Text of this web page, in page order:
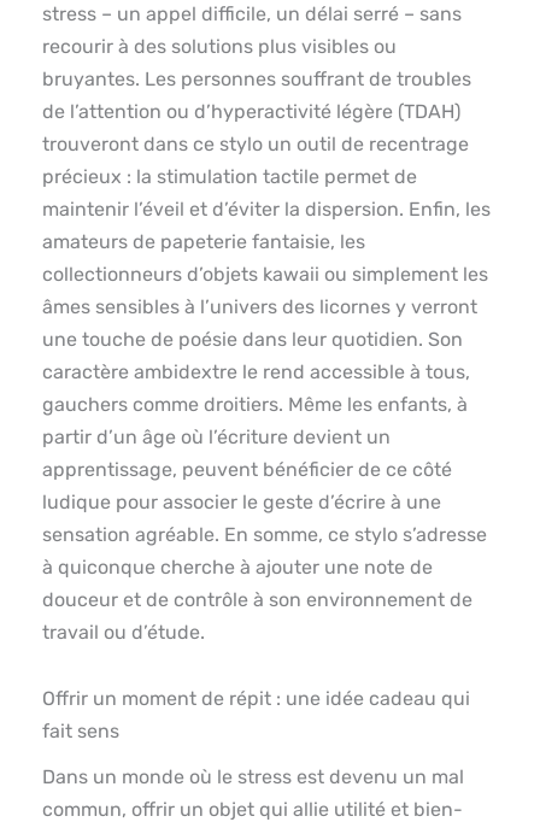
stress – un appel difficile, un délai serré – sans
recourir à des solutions plus visibles ou
bruyantes. Les personnes souffrant de troubles
de l’attention ou d’hyperactivité légère (TDAH)
trouveront dans ce stylo un outil de recentrage
précieux : la stimulation tactile permet de
maintenir l’éveil et d’éviter la dispersion. Enfin, les
amateurs de papeterie fantaisie, les
collectionneurs d’objets kawaii ou simplement les
âmes sensibles à l’univers des licornes y verront
une touche de poésie dans leur quotidien. Son
caractère ambidextre le rend accessible à tous,
gauchers comme droitiers. Même les enfants, à
partir d’un âge où l’écriture devient un
apprentissage, peuvent bénéficier de ce côté
ludique pour associer le geste d’écrire à une
sensation agréable. En somme, ce stylo s’adresse
à quiconque cherche à ajouter une note de
douceur et de contrôle à son environnement de
travail ou d’étude.
Offrir un moment de répit : une idée cadeau qui
fait sens
Dans un monde où le stress est devenu un mal
commun, offrir un objet qui allie utilité et bien-